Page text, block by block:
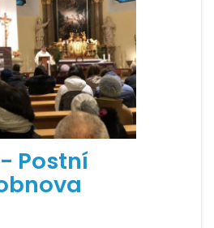
- Postní